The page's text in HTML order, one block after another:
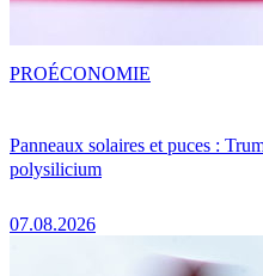
Panneaux solaires et puces :
polysilicium
07.08.2026
PROÉCONOMIE